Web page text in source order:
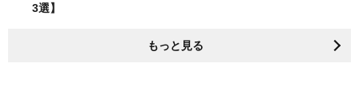
3選】
もっと見る